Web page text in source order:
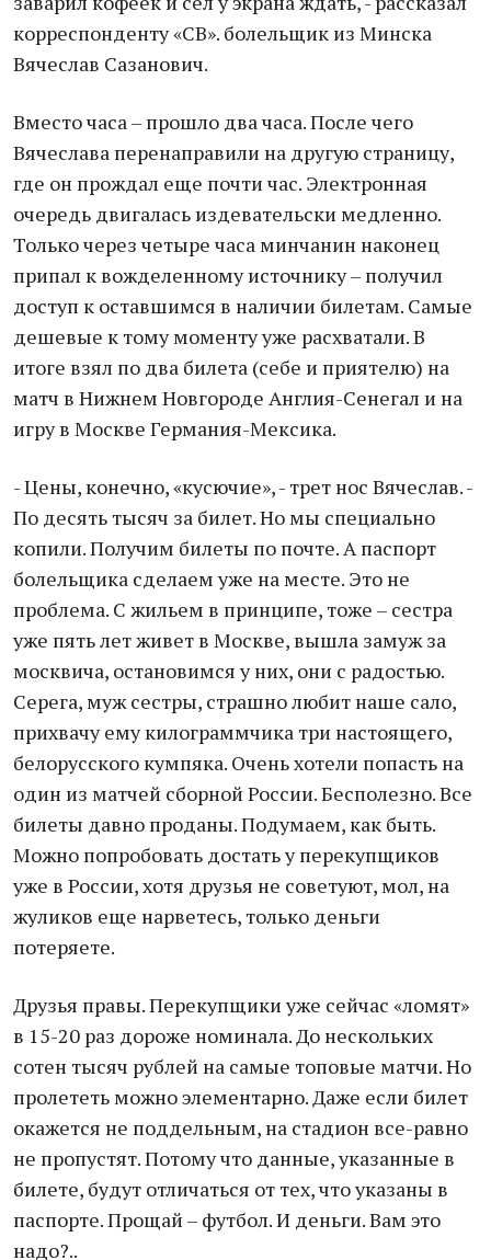
корреспонденту «СВ». болельщик из Минска
Вячеслав Сазанович.
Вместо часа – прошло два часа. После чего
Вячеслава перенаправили на другую страницу,
где он прождал еще почти час. Электронная
очередь двигалась издевательски медленно.
Только через четыре часа минчанин наконец
припал к вожделенному источнику – получил
доступ к оставшимся в наличии билетам. Самые
дешевые к тому моменту уже расхватали. В
итоге взял по два билета (себе и приятелю) на
матч в Нижнем Новгороде Англия-Сенегал и на
игру в Москве Германия-Мексика.
- Цены, конечно, «кусючие», - трет нос Вячеслав. -
По десять тысяч за билет. Но мы специально
копили. Получим билеты по почте. А паспорт
болельщика сделаем уже на месте. Это не
проблема. С жильем в принципе, тоже – сестра
уже пять лет живет в Москве, вышла замуж за
москвича, остановимся у них, они с радостью.
Серега, муж сестры, страшно любит наше сало,
прихвачу ему килограммчика три настоящего,
белорусского кумпяка. Очень хотели попасть на
один из матчей сборной России. Бесполезно. Все
билеты давно проданы. Подумаем, как быть.
Можно попробовать достать у перекупщиков
уже в России, хотя друзья не советуют, мол, на
жуликов еще нарветесь, только деньги
потеряете.
Друзья правы. Перекупщики уже сейчас «ломят»
в 15-20 раз дороже номинала. До нескольких
сотен тысяч рублей на самые топовые матчи. Но
пролететь можно элементарно. Даже если билет
окажется не поддельным, на стадион все-равно
не пропустят. Потому что данные, указанные в
билете, будут отличаться от тех, что указаны в
паспорте. Прощай – футбол. И деньги. Вам это
надо?..